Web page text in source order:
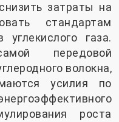
затраты на
стандартам
газа.
передовой
волокна,
усилия по
роста